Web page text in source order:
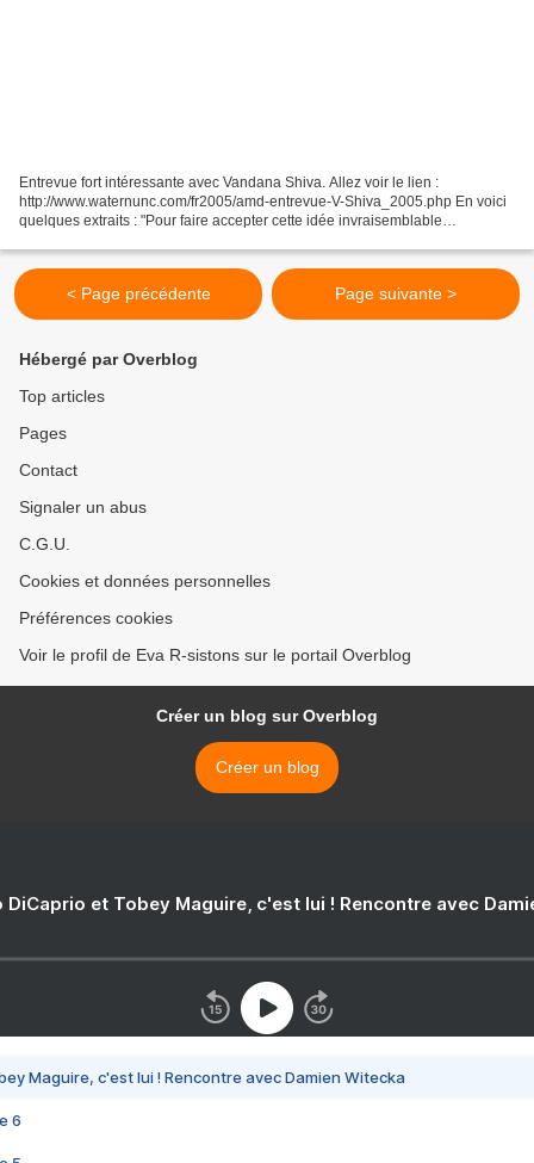
Entrevue fort intéressante avec Vandana Shiva. Allez voir le lien :
http://www.waternunc.com/fr2005/amd-entrevue-V-Shiva_2005.php En voici
quelques extraits : "Pour faire accepter cette idée invraisemblable
< Page précédente Page suivante >
Hébergé par Overblog
Top articles
Pages
Contact
Signaler un abus
C.G.U.
Cookies et données personnelles
Préférences cookies
Voir le profil de Eva R-sistons sur le portail Overblog
Créer un blog sur Overblog
Créer un blog
DiCaprio et Tobey Maguire, c'est lui ! Rencontre avec
Maguire, c'est lui ! Rencontre avec Damien Witecka
6